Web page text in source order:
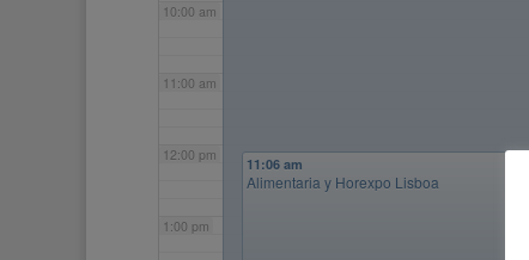
10:00 am
11:00 am
12:00 pm
1:00 pm
11:06 am
Alimentaria y Horexpo Lisboa